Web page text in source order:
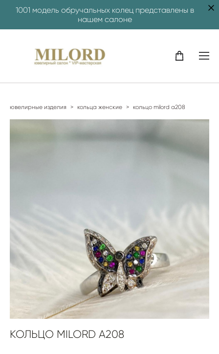
1001 модель обручальных колец представлены в
нашем салоне
ювелирные изделия > кольца женские > кольцо milord a208
КОЛЬЦО MILORD A208